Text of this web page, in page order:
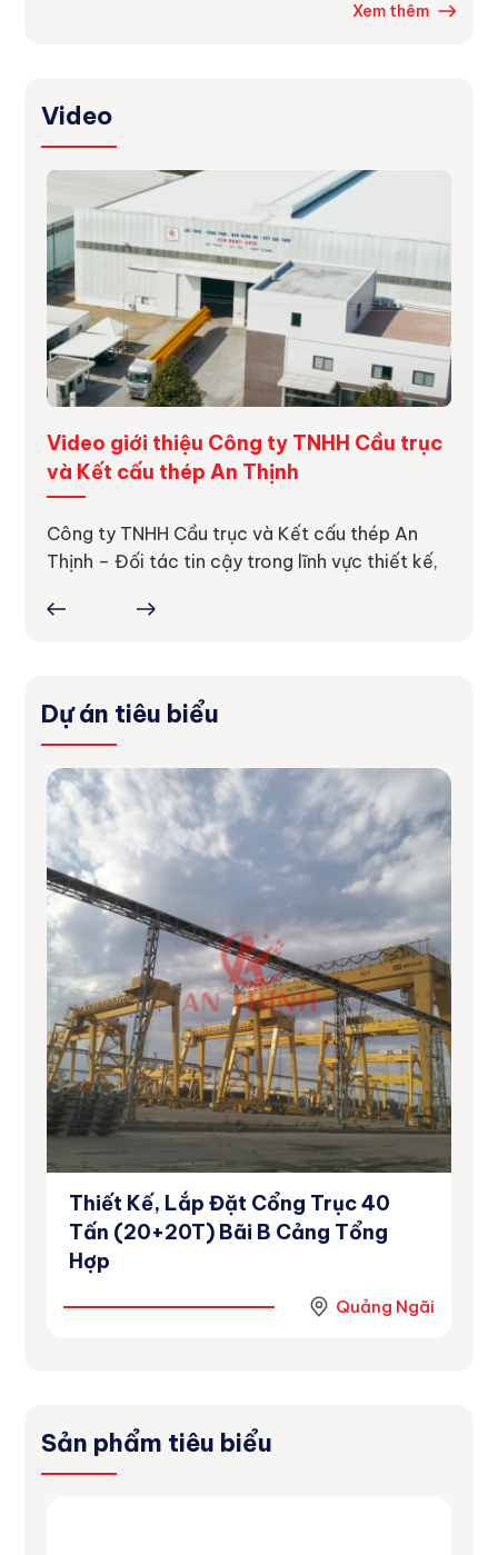
Xem thêm
Video
Video giới thiệu Công ty TNHH Cầu trục
và Kết cấu thép An Thịnh
Công ty TNHH Cầu trục và Kết cấu thép An
Thịnh – Đối tác tin cậy trong lĩnh vực thiết kế,
Dự án tiêu biểu
Thiết Kế, Lắp Đặt Cổng Trục 40
Tấn (20+20T) Bãi B Cảng Tổng
Hợp
Quảng Ngãi
Sản phẩm tiêu biểu